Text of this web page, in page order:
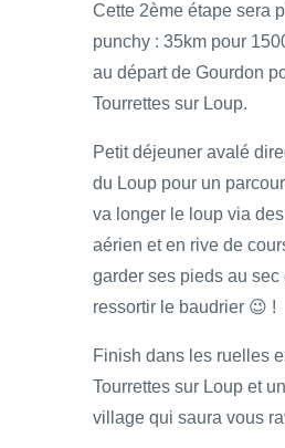
Cette 2ème étape sera
punchy : 35km pour
au départ de Gourdon
Tourrettes sur Loup.
Petit déjeuner avalé
du Loup pour un
va longer le loup via
aérien et en rive de
garder ses pieds au sec
ressortir le baudrier 😉 !
Finish dans les ruelles
Tourrettes sur Loup et
village qui saura vous